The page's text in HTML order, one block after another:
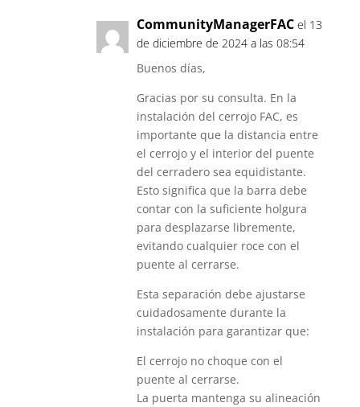
CommunityManagerFAC el 13
de diciembre de 2024 a las 08:54
Buenos días,
Gracias por su consulta. En la
instalación del cerrojo FAC, es
importante que la distancia entre
el cerrojo y el interior del puente
del cerradero sea equidistante.
Esto significa que la barra debe
contar con la suficiente holgura
para desplazarse libremente,
evitando cualquier roce con el
puente al cerrarse.
Esta separación debe ajustarse
cuidadosamente durante la
instalación para garantizar que:
El cerrojo no choque con el
puente al cerrarse.
La puerta mantenga su alineación